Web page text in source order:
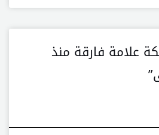
علامة فارقة منذ